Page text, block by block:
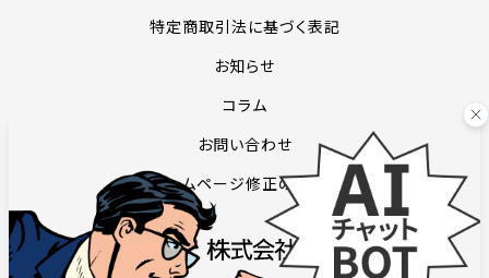
特定商取引法に基づく表記
お知らせ
コラム
お問い合わせ
ホームページ修正のご依頼